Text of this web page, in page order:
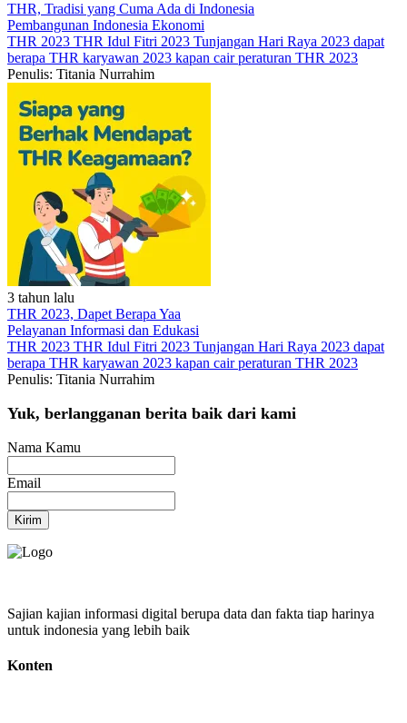
THR, Tradisi yang Cuma Ada di Indonesia
Pembangunan Indonesia Ekonomi
THR 2023 THR Idul Fitri 2023 Tunjangan Hari Raya 2023 dapat
berapa THR karyawan 2023 kapan cairperaturan THR 2023
Penulis: Titania Nurrahim
3 tahun lalu
THR 2023, Dapet Berapa Yaa
Pelayanan Informasi dan Edukasi
THR 2023 THR Idul Fitri 2023 Tunjangan Hari Raya 2023 dapat
berapa THR karyawan 2023 kapan cairperaturan THR 2023
Penulis: Titania Nurrahim
Yuk, berlangganan berita baik dari kami
Nama Kamu
Email
Kirim
Sajian kajian informasi digital berupa data dan fakta tiap harinya
untuk indonesia yang lebih baik
Konten